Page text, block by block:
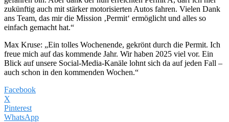
zukünftig auch mit stärker motorisierten Autos fahren. Vielen Dank
ans Team, das mir die Mission ‚Permit‘ ermöglicht und alles so
einfach gemacht hat.“
Max Kruse: „Ein tolles Wochenende, gekrönt durch die Permit. Ich
freue mich auf das kommende Jahr. Wir haben 2025 viel vor. Ein
Blick auf unsere Social-Media-Kanäle lohnt sich da auf jeden Fall –
auch schon in den kommenden Wochen.“
Facebook
X
Pinterest
WhatsApp